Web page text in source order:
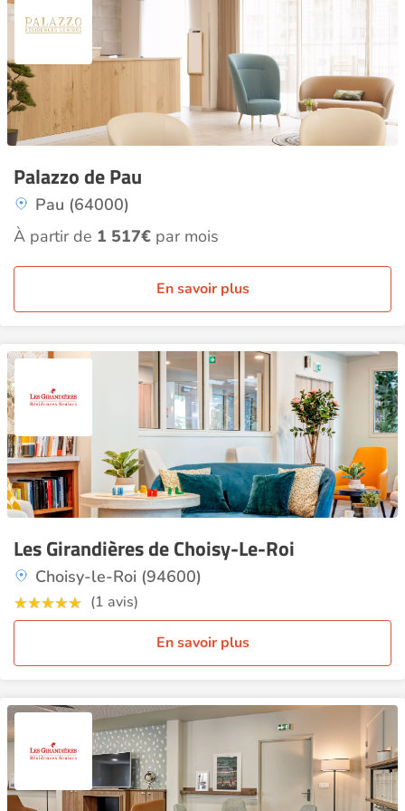
Palazzo de Pau
Pau (64000)
À partir de 1 517€ par mois
En savoir plus
Les Girandières de Choisy-Le-Roi
Choisy-le-Roi (94600)
(1 avis)
En savoir plus